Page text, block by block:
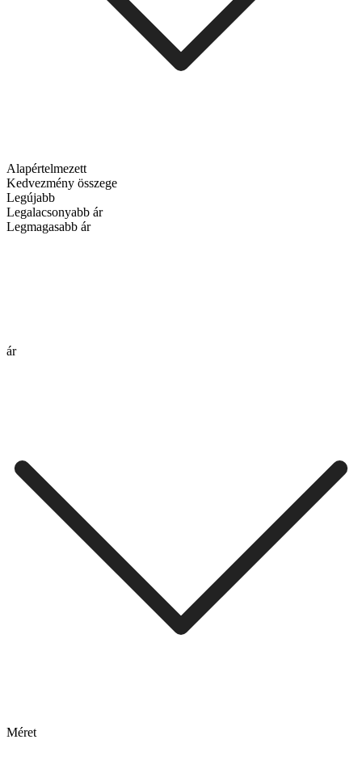
Alapértelmezett
Kedvezmény összege
Legújabb
Legalacsonyabb ár
Legmagasabb ár
ár
Méret